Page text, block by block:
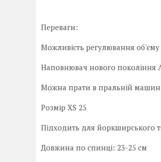
Переваги:
Можливість регулювання
Наповнювач нового покоління
Можна прати в пральній
Розмір XS 25
Підходить для йоркширського
Довжина по спинці: 23-25 см